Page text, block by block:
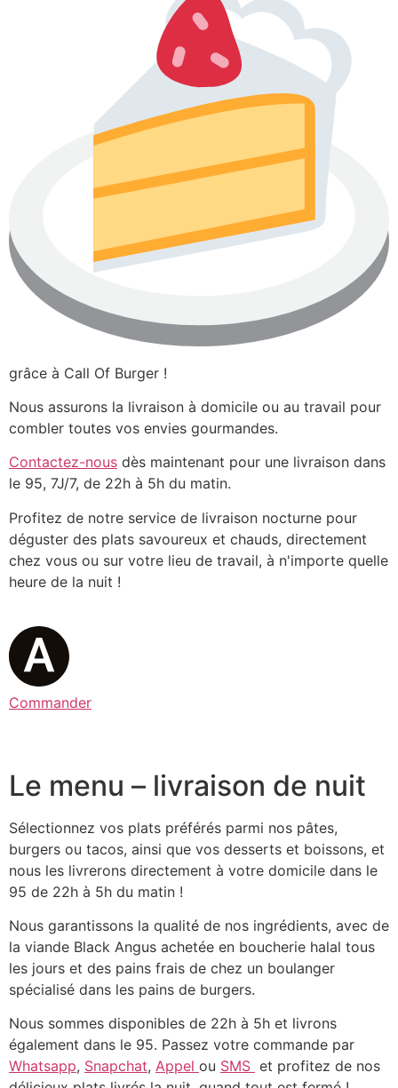
grâce à Call Of Burger !
Nous assurons la livraison à domicile ou au travail pour
combler toutes vos envies gourmandes.
Contactez-nous dès maintenant pour une livraison dans
le 95, 7J/7, de 22h à 5h du matin.
Profitez de notre service de livraison nocturne pour
déguster des plats savoureux et chauds, directement
chez vous ou sur votre lieu de travail, à n'importe quelle
heure de la nuit !
Commander
Le menu – livraison de nuit
Sélectionnez vos plats préférés parmi nos pâtes,
burgers ou tacos, ainsi que vos desserts et boissons, et
nous les livrerons directement à votre domicile dans le
95 de 22h à 5h du matin !
Nous garantissons la qualité de nos ingrédients, avec de
la viande Black Angus achetée en boucherie halal tous
les jours et des pains frais de chez un boulanger
spécialisé dans les pains de burgers.
Nous sommes disponibles de 22h à 5h et livrons
également dans le 95. Passez votre commande par
Whatsapp, Snapchat, Appel ou SMS et profitez de nos